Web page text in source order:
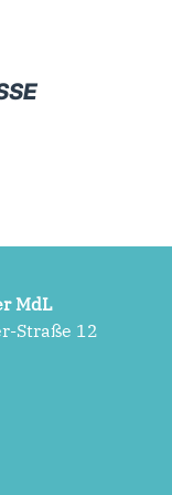
MdL
Straße 12